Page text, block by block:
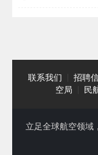
联系我们 招聘
空局
民
立足全球航空领域